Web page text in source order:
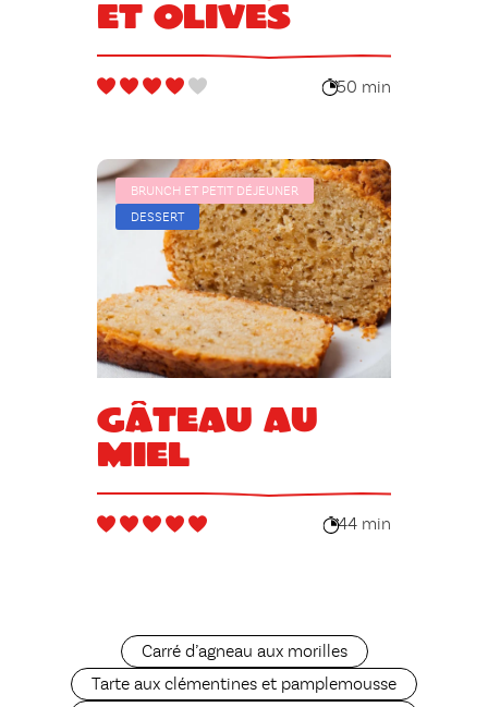
et olives
50 min
BRUNCH ET PETIT DÉJEUNER
DESSERT
Gâteau au
miel
44 min
Carré d’agneau aux morilles
Tarte aux clémentines et pamplemousse